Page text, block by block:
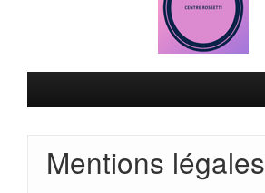
Mentions légales